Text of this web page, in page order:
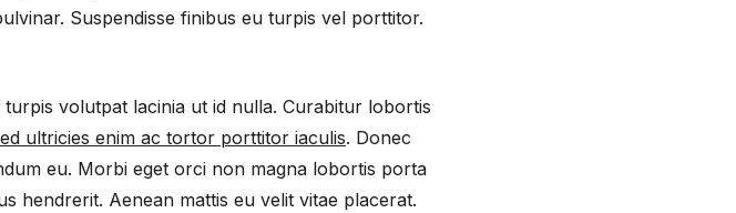
Suspendisse finibus eu turpis vel porttitor.
volutpat lacinia ut id nulla. Curabitur lobortis
ultricies enim ac tortor porttitor iaculis. Donec
eu. Morbi eget orci non magna lobortis porta
hendrerit. Aenean mattis eu velit vitae placerat.